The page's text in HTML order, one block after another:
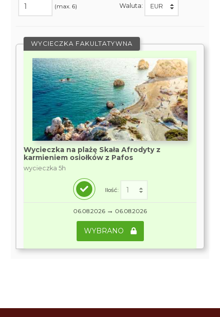
(max. 6) Waluta:
WYCIECZKA FAKULTATYWNA
Wycieczka na plażę Skała Afrodyty z
karmieniem osiołków z Pafos
wycieczka 5h
Ilość:
06.08.2026 → 06.08.2026
WYBRANO